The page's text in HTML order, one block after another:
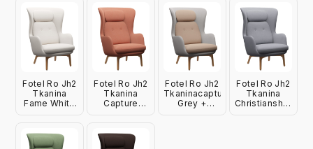
Beige Fritz
Hansen
Fotel Ro Jh2
Tkanina
Fame White
Fotel Ro Jh2
Tkanina
Capture
Fotel Ro Jh2
Tkaninacapture
Grey +
Fotel Ro Jh2
Tkanina
Christianshavn